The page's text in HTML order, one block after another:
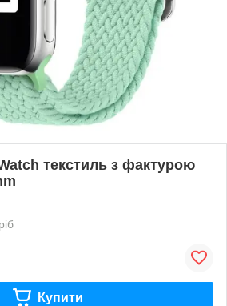
текстиль з фактурою
Купити